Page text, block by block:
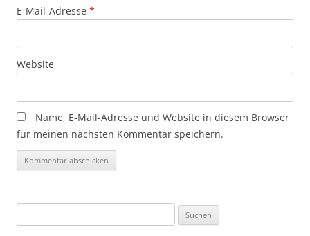
E-Mail-Adresse *
Website
Name, E-Mail-Adresse und Website in diesem Browser
für meinen nächsten Kommentar speichern.
nach: